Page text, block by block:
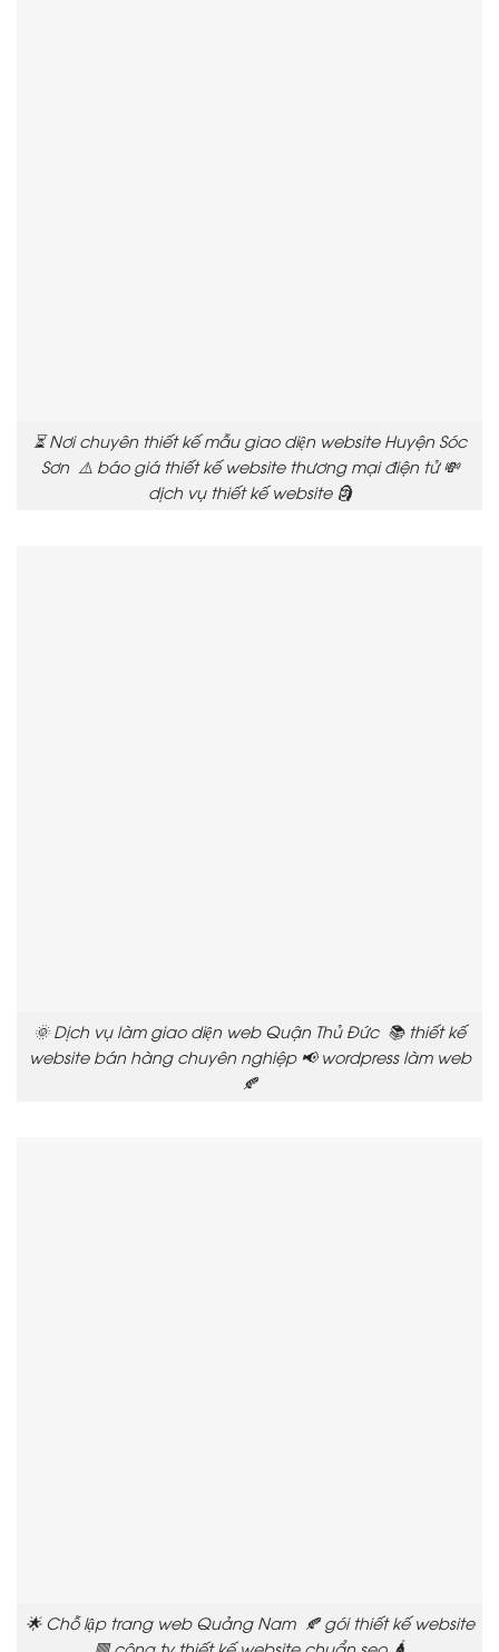
⏳ Nơi chuyên thiết kế mẫu giao diện website Huyện Sóc
Sơn ⚠️ báo giá thiết kế website thương mại điện tử 💸
dịch vụ thiết kế website 🗿
🌞 Dịch vụ làm giao diện web Quận Thủ Đức 📚 thiết kế
website bán hàng chuyên nghiệp 📢 wordpress làm web
🍂
🌟 Chỗ lập trang web Quảng Nam 🍂 gói thiết kế website
🟥 công ty thiết kế website chuẩn seo 🛕